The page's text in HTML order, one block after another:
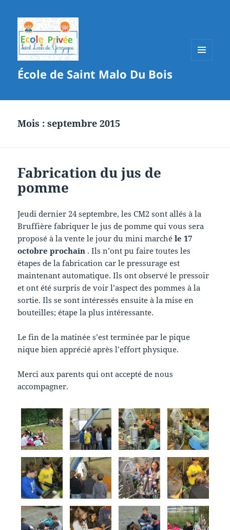
École de Saint Malo Du Bois
Mois :septembre 2015
Fabrication du jus de
pomme
Jeudi dernier 24 septembre, les CM2 sont allés à la
Bruffière fabriquer le jus de pomme qui vous sera
proposé à la vente le jour du mini marchéle 17
octobre prochain . Ils n’ont pu faire toutes les
étapes de la fabrication car le pressurage est
maintenant automatique. Ils ont observé le pressoir
et ont été surpris de voir l’aspect des pommes à la
sortie. Ils se sont intéressés ensuite à la mise en
bouteilles; étape la plus intéressante.
Le fin de la matinée s’est terminée par le pique
nique bien apprécié après l’effort physique.
Merci aux parents qui ont accepté de nous
accompagner.